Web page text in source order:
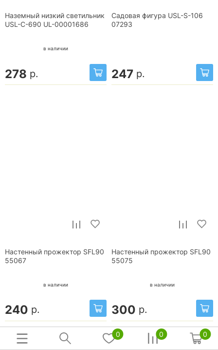
Наземный низкий светильник
USL-C-690 UL-00001686
в наличии
278 р.
Садовая фигура USL-S-106
07293
247 р.
Настенный прожектор SFL90
55067
в наличии
240 р.
Настенный прожектор SFL90
55075
в наличии
300 р.
0 0 0